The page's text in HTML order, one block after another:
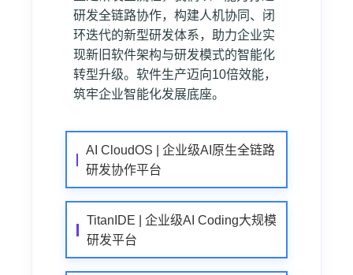
研发全链路协作，构建人机协同、闭
环迭代的新型研发体系，助力企业实
现新旧软件架构与研发模式的智能化
转型升级。软件生产迈向10倍效能，
筑牢企业智能化发展底座。
AI CloudOS | 企业级AI原生全链路
研发协作平台
TitanIDE | 企业级AI Coding大规模
研发平台